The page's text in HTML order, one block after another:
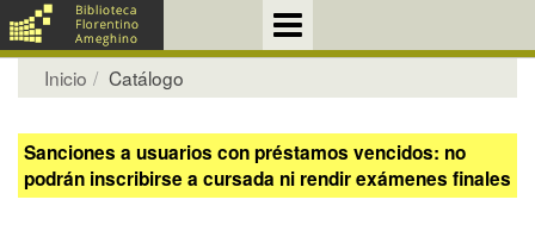
Inicio Catálogo
Sanciones a usuarios con préstamos vencidos: no
podrán inscribirse a cursada ni rendir exámenes finales